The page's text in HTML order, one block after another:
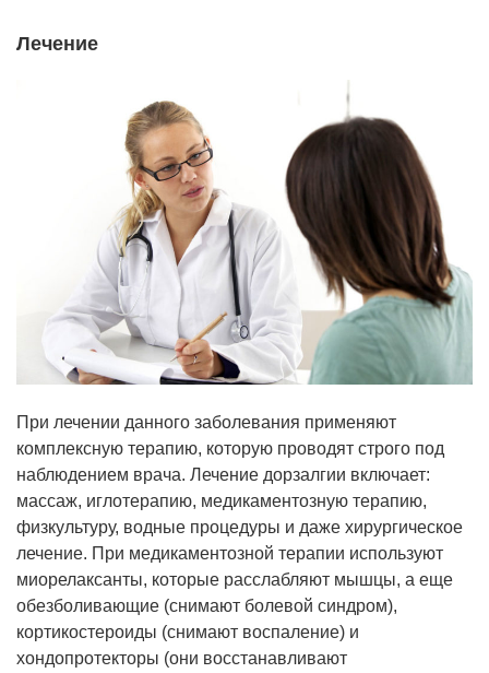
Лечение
При лечении данного заболевания применяют
комплексную терапию, которую проводят строго под
наблюдением врача. Лечение дорзалгии включает:
массаж, иглотерапию, медикаментозную терапию,
физкультуру, водные процедуры и даже хирургическое
лечение. При медикаментозной терапии используют
миорелаксанты, которые расслабляют мышцы, а еще
обезболивающие (снимают болевой синдром),
кортикостероиды (снимают воспаление) и
хондопротекторы (они восстанавливают